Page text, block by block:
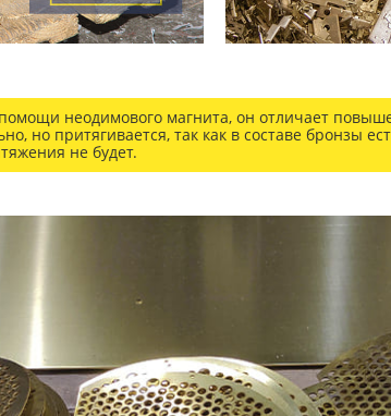
неодимового магнита, он отличает
но притягивается, так как в составе бронзы
не будет.